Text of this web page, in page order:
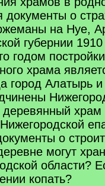
документы о
на Нуе,
губернии
годом
храма
город Алатырь и
деревянный храм
о
могут
области?
копать?